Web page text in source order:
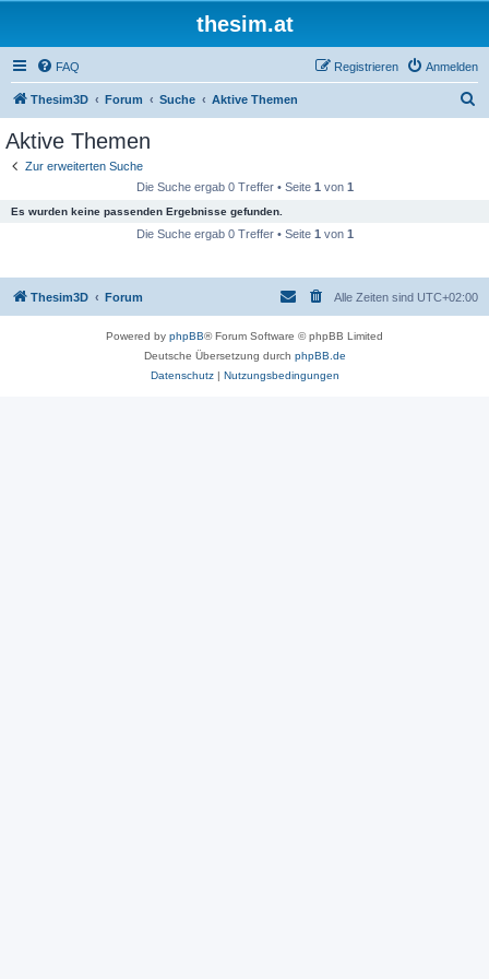
thesim.at
FAQ Anmelden
Registrieren
Thesim3D Forum Suche Aktive Themen
Aktive Themen
Zur erweiterten Suche
Die Suche ergab 0 Treffer • Seite 1 von 1
Es wurden keine passenden Ergebnisse gefunden.
Die Suche ergab 0 Treffer • Seite 1 von 1
Thesim3D Forum Alle Zeiten sind UTC+02:00
Powered by phpBB® Forum Software © phpBB Limited
Deutsche Übersetzung durch phpBB.de
Datenschutz| Nutzungsbedingungen